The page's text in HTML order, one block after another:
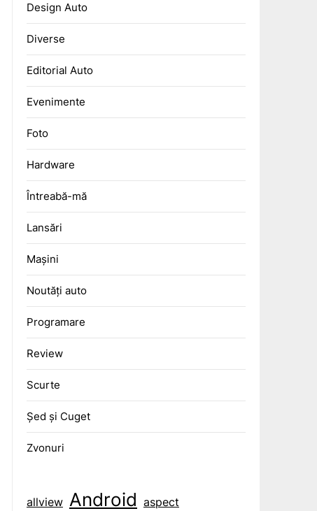
Design Auto
Diverse
Editorial Auto
Evenimente
Foto
Hardware
Întreabă-mă
Lansări
Mașini
Noutăți auto
Programare
Review
Scurte
Șed și Cuget
Zvonuri
allview Android aspect